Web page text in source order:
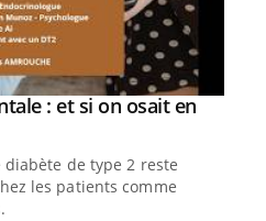
: et si on osait en
de type 2 reste
les patients comme